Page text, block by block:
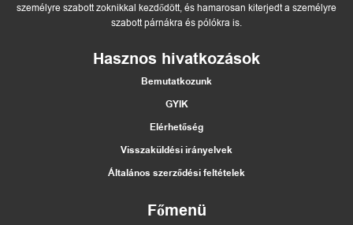
személyre szabott zoknikkal kezdődött, és hamarosan kiterjedt a személyre
szabott párnákra és pólókra is.
Hasznos hivatkozások
Bemutatkozunk
GYIK
Elérhetőség
Visszaküldési irányelvek
Általános szerződési feltételek
Főmenü